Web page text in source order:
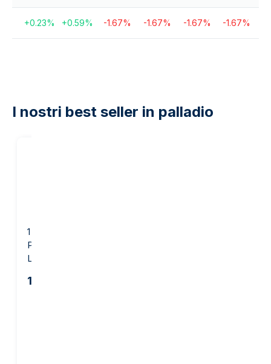
+0.23% +0.59% -1.67% -1.67% -1.67% -1.67%
I nostri best seller in palladio
1 Oncia Lingottino di
Palladio - PAMP Suisse
Lady Fortuna
1.446,02 €